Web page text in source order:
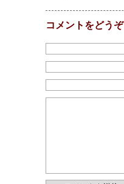
コメントをどうぞ